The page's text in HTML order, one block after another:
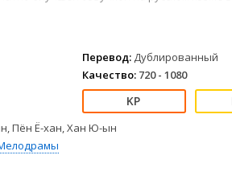
Ужасы
Перевод: Дублированный
Качество: 720 - 1080
Пён Ё-хан, Хан Ю-ын